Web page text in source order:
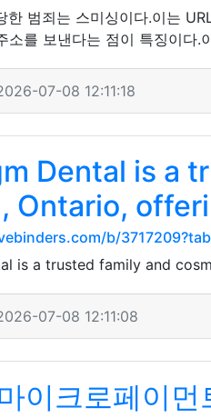
범죄는 스미싱이다.이는
소를 보낸다는 점이 특징이다
07-08 12:11:18
Dental is a
Ontario,
b/
is a trusted family and
07-08 12:11:08
이크로페이먼